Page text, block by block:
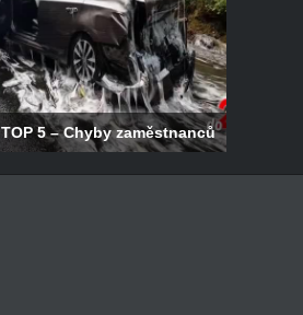
TOP 5 – Chyby zaměstnanců